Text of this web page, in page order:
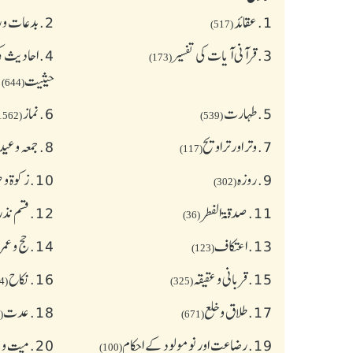
1. عقائد(517)
2. بدعات
3. قرآنی آیات کی تفسیر(173)
4. احادیث
حیثیت(644)
5. طهارت(539)
6. نماز(1562)
7. وتر اور تراویح(117)
8. جمعہ
9. روزہ(302)
10. زکوة
11. صدقۃ الفطر (36)
12. قسم
13. اعتکاف(123)
14. حج و
15. قربانی و عقیقہ(325)
16. نکاح(624)
17. طلاق و خلع(671)
18. عدت(77)
19. رضاعت اور نومولود کے احکام(100)
20. میت و